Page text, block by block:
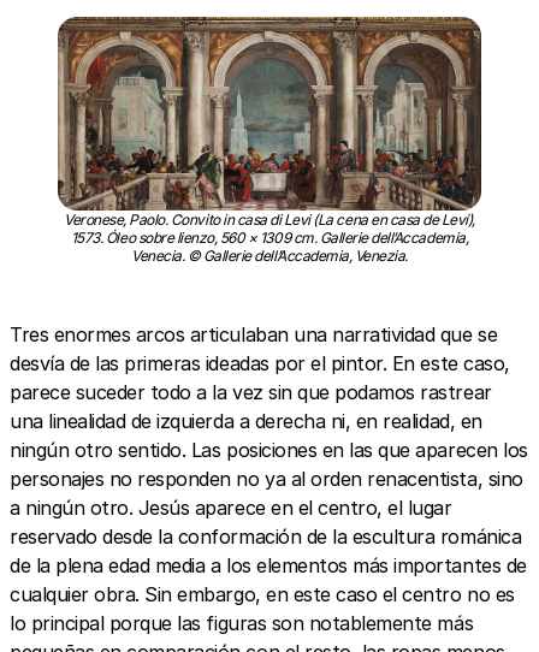
Veronese, Paolo. Convito in casa di Levi (La cena en casa de Leví),
1573. Óleo sobre lienzo, 560 × 1309 cm. Gallerie dell’Accademia,
Venecia. © Gallerie dell’Accademia, Venezia.
Tres enormes arcos articulaban una narratividad que se
desvía de las primeras ideadas por el pintor. En este caso,
parece suceder todo a la vez sin que podamos rastrear
una linealidad de izquierda a derecha ni, en realidad, en
ningún otro sentido. Las posiciones en las que aparecen los
personajes no responden no ya al orden renacentista, sino
a ningún otro. Jesús aparece en el centro, el lugar
reservado desde la conformación de la escultura románica
de la plena edad media a los elementos más importantes de
cualquier obra. Sin embargo, en este caso el centro no es
lo principal porque las figuras son notablemente más